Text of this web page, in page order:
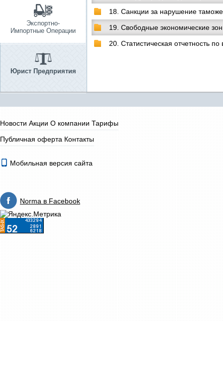
Экспортно-
Импортные Операции
Юрист Предприятия
18. Санкции за нарушение
19. Свободные экономические
20. Статистическая отчетность
Новости Акции О компании Тарифы
Публичная оферта Контакты
Мобильная версия сайта
Norma в Facebook